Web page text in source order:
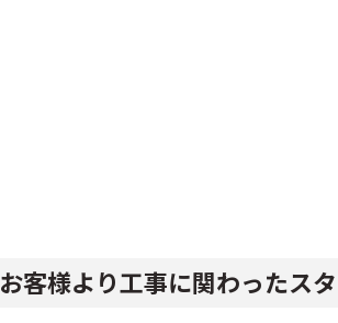
お客様より工事に関わったス